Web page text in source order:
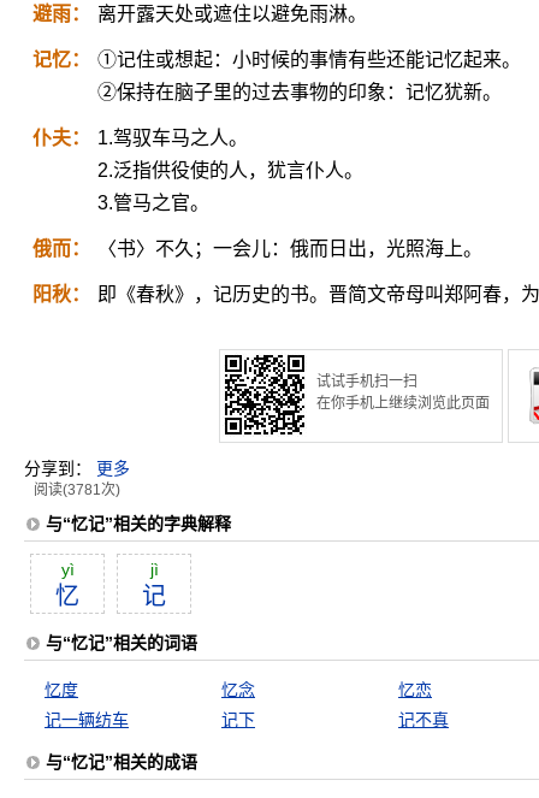
避雨： 离开露天处或遮住以避免雨淋。
记忆：
①记住或想起：小时候的事情有些还能记忆起来。
②保持在脑子里的过去事物的印象：记忆犹新。
仆夫：
1.驾驭车马之人。
2.泛指供役使的人，犹言仆人。
3.管马之官。
俄而： 〈书〉不久；一会儿：俄而日出，光照海上。
阳秋： 即《春秋》，记历史的书。晋简文帝母叫郑阿春，为
试试手机扫一扫
在你手机上继续浏览此页面
分享到： 更多
阅读(3781次)
与“忆记”相关的字典解释
yì
忆
jì
记
与“忆记”相关的词语
忆度 忆念
忆恋
记一辆纺车
记下 记不真
与“忆记”相关的成语